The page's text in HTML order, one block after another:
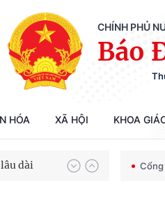
CHÍNH PHỦ
Báo
HÓA XÃ HỘI KHOA
Chiến dịch 500 ngày đêm tìm kiếm, quy tập và xác định danh tính hài cốt liệt sĩ
Bảo vệ nền tảng tư tưởng của Đảng trong kỷ nguyên phát triển mới
dài Cổng